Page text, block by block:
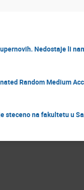
Nedostaje li
Random Medium
steceno na fakultetu u